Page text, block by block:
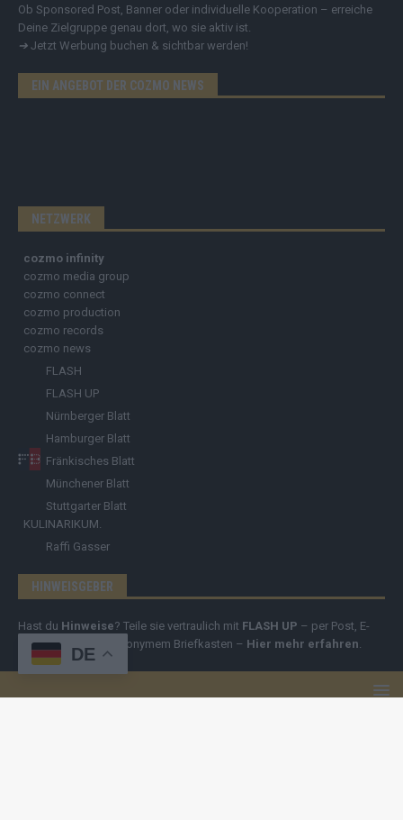
Ob Sponsored Post, Banner oder individuelle Kooperation – erreiche
Deine Zielgruppe genau dort, wo sie aktiv ist.
➔ Jetzt Werbung buchen & sichtbar werden!
EIN ANGEBOT DER COZMO NEWS
NETZWERK
cozmo infinity
cozmo media group
cozmo connect
cozmo production
cozmo records
cozmo news
FLASH
FLASH UP
Nürnberger Blatt
Hamburger Blatt
Fränkisches Blatt
Münchener Blatt
Stuttgarter Blatt
KULINARIKUM.
Raffi Gasser
HINWEISGEBER
Hast du Hinweise? Teile sie vertraulich mit FLASH UP – per Post, E-
Mail, Telefon oder anonymem Briefkasten – Hier mehr erfahren.
DE